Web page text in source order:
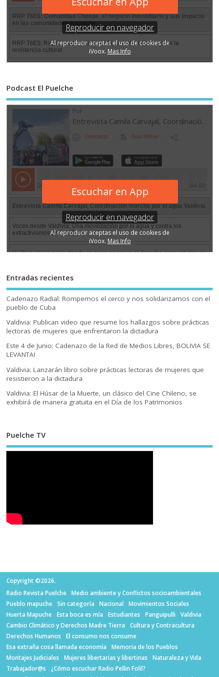
Podcast El Puelche
Entradas recientes
Cadenazo Radial: Rompemos el cerco y nos solidarizamos con el
pueblo de Cuba
Valdivia: Publican video que resume los hallazgos sobre prácticas
lectoras de mujeres que enfrentaron la dictadura
Este 4 de Junio: Cadenazo de la Red de Medios Libres, BOLIVIA SE
LEVANTA!
Valdivia: Lanzarán libro sobre prácticas lectoras de mujeres que
resistieron a la dictadura
Valdivia: El Húsar de la Muerte, un clásico del Cine Chileno, se
exhibirá de manera gratuita en el Día de los Patrimonios
Puelche TV
Copyright ©2026.
Radio Revista Puelche
Medio ambiente y Conflictos socioambientales
Pueblo mapuche
Sin categoría Nacional
Movimientos Sociales
Huerta Mapuche
Esta boca es mía Estudiantes Panguipulli
Valdivia
Cambio Climático y Derechos Madre Tierra
Cultura y Contracultura
Derechos Humanos
El consumo nos consume
Esa extraña cosa llamada economía
Memoria de los Pueblos
Montajes Judiciales
Mujeres libertarias y libertinas
Naturaleza y Vida
Trabajador@s
¿Cómo escuchar Radio Pellin Folil?